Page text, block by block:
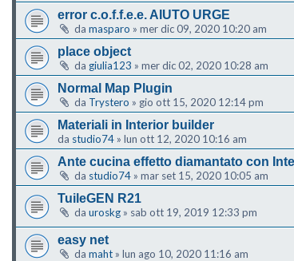
error c.o.f.f.e.e. AIUTO URGE
da masparo » mer dic 09, 2020 10:20 am
place object
da giulia123 » mer dic 02, 2020 10:28 am
Normal Map Plugin
da Trystero » gio ott 15, 2020 12:14 pm
Materiali in Interior builder
da studio74 » lun ott 12, 2020 10:16 am
Ante cucina effetto diamantato con
da studio74 » mar set 15, 2020 10:05 am
TuileGEN R21
da uroskg » sab ott 19, 2019 12:33 pm
easy net
da maht » lun ago 10, 2020 11:16 am